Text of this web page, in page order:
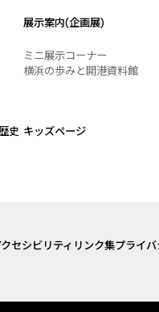
展示案内(企画展)
ミニ展示コーナー
横浜の歩みと開港資料館
史 キッズページ
セシビリティ リンク集プライ